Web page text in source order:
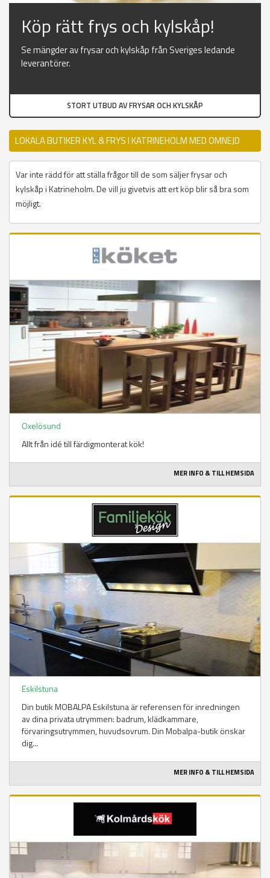
Köp rätt frys och kylskåp!
Se mängder av frysar och kylskåp från Sveriges ledande
leverantörer.
STORT UTBUD AV FRYSAR OCH KYLSKÅP
LOKALA BUTIKER KYL & FRYS I KATRINEHOLM MED OMNEJD
Var inte rädd för att ställa frågor till de som säljer frysar och
kylskåp i Katrineholm. De vill ju givetvis att ert köp blir så bra som
möjligt.
Oxelösund
Allt från idé till färdigmonterat kök!
MER INFO & TILL HEMSIDA
Eskilstuna
Din butik MOBALPA Eskilstuna är referensen för inredningen
av dina privata utrymmen: badrum, klädkammare,
förvaringsutrymmen, huvudsovrum. Din Mobalpa-butik önskar
dig...
MER INFO & TILL HEMSIDA